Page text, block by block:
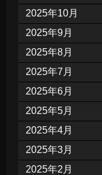
2025年10月
2025年9月
2025年8月
2025年7月
2025年6月
2025年5月
2025年4月
2025年3月
2025年2月